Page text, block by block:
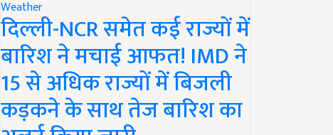
Weather
दिल्ली-NCR समेत कई राज्यों में
बारिश ने मचाई आफत! IMD ने
15 से अधिक राज्यों में बिजली
कड़कने के साथ तेज बारिश का